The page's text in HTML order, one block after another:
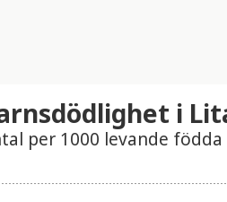
i
per 1000 levande födda